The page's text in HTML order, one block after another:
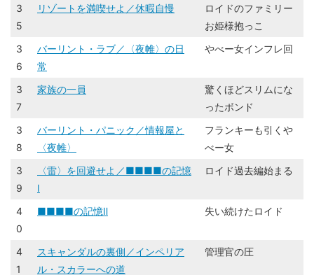
3
5
リゾートを満喫せよ／休暇自慢
​ロイドのファミリー
お姫様抱っこ​
3
6
バーリント・ラブ／〈夜帷〉の日
常
やべー女インフレ回
3
7
家族の一員
​​驚くほどスリムにな
ったボンド​
3
8
バーリント・パニック／情報屋と
〈夜帷〉
フランキーも引くや
べー女
3
9
〈雷〉を回避せよ／■■■■の記憶
Ⅰ
​​ロイド過去編始まる​
4
0
■■■■の記憶Ⅱ 失い続けたロイド
4
1
スキャンダルの裏側／インペリア
ル・スカラーへの道
​​管理官の圧​